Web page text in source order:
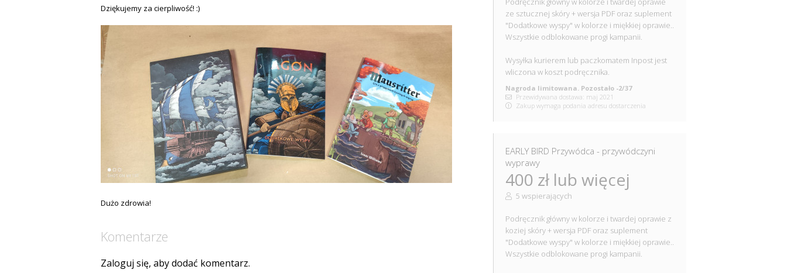
Dziękujemy za cierpliwość! :)
Dużo zdrowia!
Komentarze
Zaloguj się, aby dodać komentarz.
ze sztucznej skóry + wersja PDF oraz suplement
"Dodatkowe wyspy" w kolorze i miękkiej oprawie..
Wszystkie odblokowane progi kampanii.
Wysyłka kurierem lub paczkomatem Inpost jest
wliczona w koszt podręcznika.
Nagroda limitowana. Pozostało -2/37
Przewidywana dostawa: maj 2021
Zakup wymaga podania adresu dostarczenia
EARLY BIRD Przywódca - przywódczyni
wyprawy
400 zł lub więcej
5 wspierających
Podręcznik główny w kolorze i twardej oprawie z
koziej skóry + wersja PDF oraz suplement
"Dodatkowe wyspy" w kolorze i miękkiej oprawie..
Wszystkie odblokowane progi kampanii.